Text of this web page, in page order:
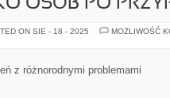
OSÓB PO
ON SIE - 18 - 2025
MOŻLIWOŚĆ
z różnorodnymi problemami